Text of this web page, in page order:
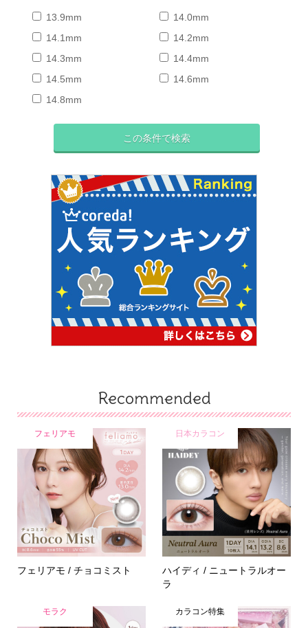
13.9mm
14.0mm
14.1mm
14.2mm
14.3mm
14.4mm
14.5mm
14.6mm
14.8mm
Recommended
フェリアモ
フェリアモ / チョコミスト
日本カラコン
ハイディ / ニュートラルオー
ラ
モラク カラコン特集